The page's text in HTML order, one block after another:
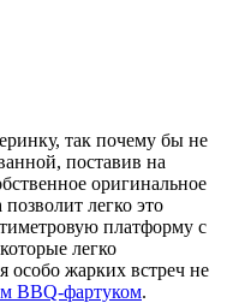
так почему бы не
поставив на
оригинальное
позволит легко это
платформу с
легко
жарких встреч не
BBQ-фартуком.